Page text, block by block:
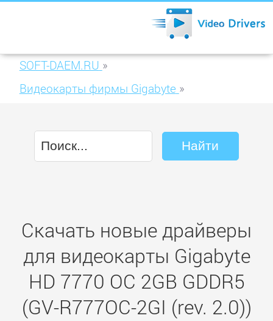
SOFT-DAEM.RU »
Видеокарты фирмы Gigabyte »
R777OC-2GI (rev. 2.0))
Скачать новые драйверы
для видеокарты Gigabyte
HD 7770 OC 2GB GDDR5
(GV-R777OC-2GI (rev. 2.0))